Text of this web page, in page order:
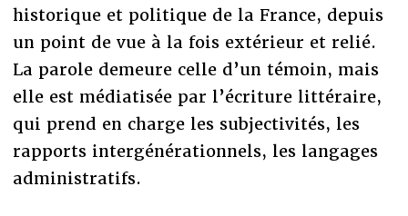
historique et politique de la France, depuis
un point de vue à la fois extérieur et relié.
La parole demeure celle d’un témoin, mais
elle est médiatisée par l’écriture littéraire,
qui prend en charge les subjectivités, les
rapports intergénérationnels, les langages
administratifs.